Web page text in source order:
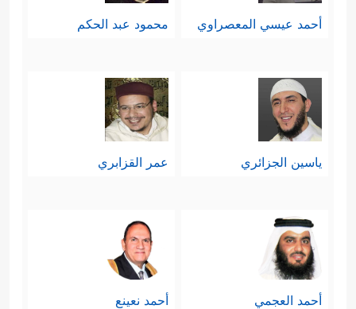
أحمد عيسي المعصراوي محمود عبد الحكم
ياسين الجزائري عمر القزابري
أحمد العجمي أحمد نعينع